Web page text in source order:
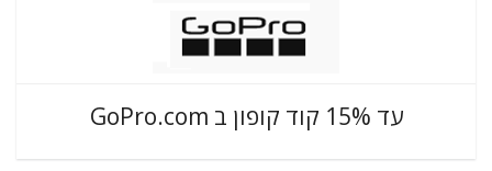
עד 15% קוד קופון ב GoPro.com